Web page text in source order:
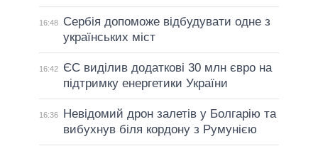
16:48
Сербія допоможе відбудувати одне з
українських міст
16:42
ЄС виділив додаткові 30 млн євро на
підтримку енергетики України
16:36
Невідомий дрон залетів у Болгарію та
вибухнув біля кордону з Румунією